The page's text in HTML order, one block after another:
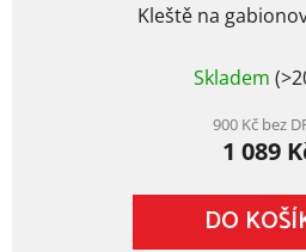
Kleště na
je
5,0
5
Skladem
900 Kč bez
1 089
DO